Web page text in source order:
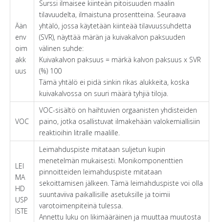
Ään
env
oim
akk
uus
Surssi ilmaisee kiinteän pitoisuuden maalin
tilavuudelta, ilmaistuna prosentteina. Seuraava
yhtälö, jossa käytetään kiinteää tilavuussuhdetta
(SVR), näyttää märän ja kuivakalvon paksuuden
välinen suhde:
Kuivakalvon paksuus = märkä kalvon paksuus x SVR
(%) 100
Tämä yhtälö ei pidä sinkin rikas alukkeita, koska
kuivakalvossa on suuri määrä tyhjiä tiloja.
VOC
VOC-sisältö on haihtuvien orgaanisten yhdisteiden
paino, jotka osallistuvat ilmakehään valokemiallisiin
reaktioihin litralle maalille.
LEI
MA
HD
USP
ISTE
Leimahduspiste mitataan suljetun kupin
menetelmän mukaisesti. Monikomponenttien
pinnoitteiden leimahduspiste mitataan
sekoittamisen jälkeen. Tämä leimahduspiste voi olla
suuntaviiva paikallisille asetuksille ja toimii
varotoimenpiteinä tulessa.
Annettu luku on likimääräinen ja muuttaa muutosta